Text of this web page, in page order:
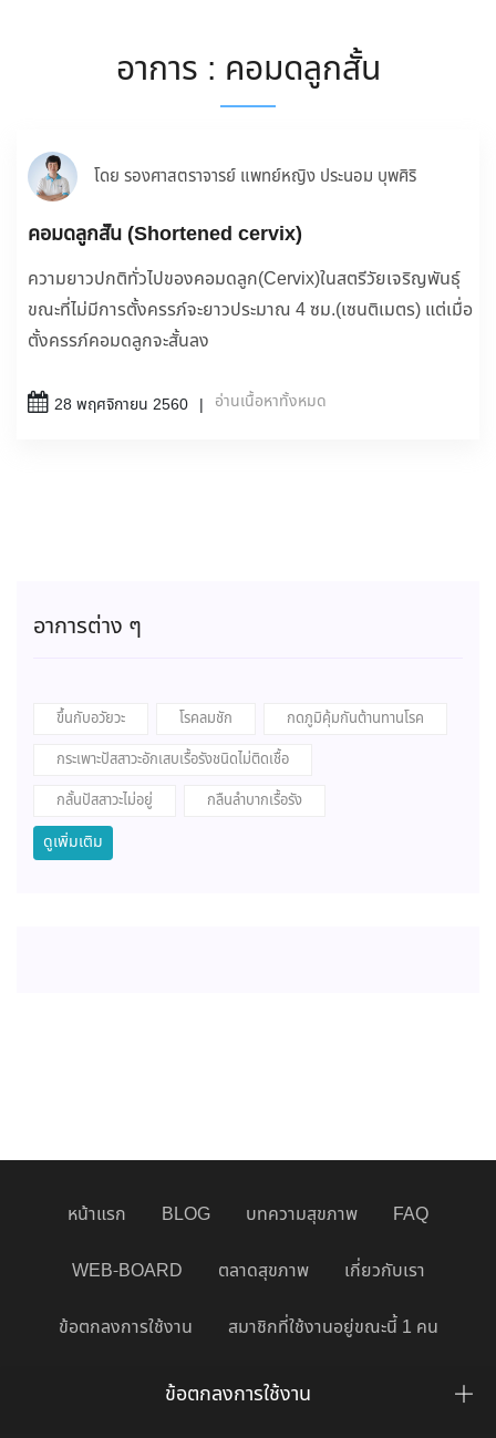
อาการ : คอมดลูกสั้น
โดย รองศาสตราจารย์ แพทย์หญิง ประนอม บุพศิริ
คอมดลูกสั้น (Shortened cervix)
ความยาวปกติทั่วไปของคอมดลูก(Cervix)ในสตรีวัยเจริญพันธุ์
ขณะที่ไม่มีการตั้งครรภ์จะยาวประมาณ 4 ซม.(เซนติเมตร) แต่เมื่อ
ตั้งครรภ์คอมดลูกจะสั้นลง
28 พฤศจิกายน 2560 อ่านเนื้อหาทั้งหมด
อาการต่าง ๆ
ขึ้นกับอวัยวะ โรคลมชัก
กดภูมิคุ้มกันต้านทานโรค
กระเพาะปัสสาวะอักเสบเรื้อรังชนิดไม่ติดเชื้อ
กลั้นปัสสาวะไม่อยู่
กลืนลำบากเรื้อรัง
ดูเพิ่มเติม
หน้าแรก BLOG บทความสุขภาพ FAQ
WEB-BOARD ตลาดสุขภาพ เกี่ยวกับเรา
ข้อตกลงการใช้งาน สมาชิกที่ใช้งานอยู่ขณะนี้ 1 คน
ข้อตกลงการใช้งาน